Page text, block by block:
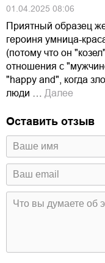
01.04.2025 08:06
Приятный образец
героиня умница-
(потому что он
отношения с
"happy and", когда
люди …
Далее
Оставить отзыв